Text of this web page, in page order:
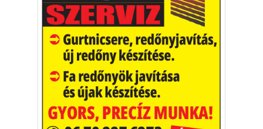
Kaktusz
A nyaralás extrém
helyzeteket teremt, nagyon
sokan kalandot, kihívást
keresnek.
Vélemény rovat cikkei
Újságlapozó
A nagyvilág képekben